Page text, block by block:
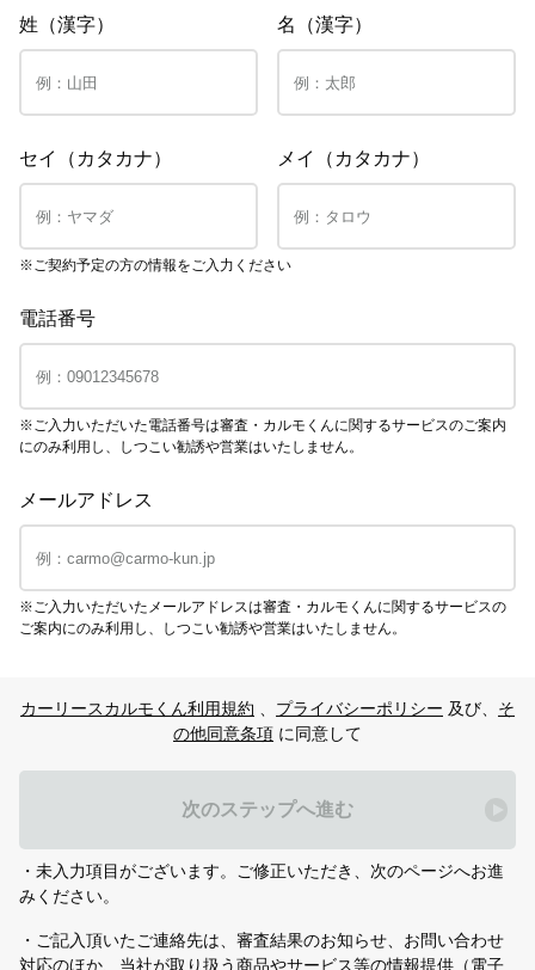
姓（漢字） 名（漢字）
セイ（カタカナ）
※ご契約予定の方の情報をご入力ください
メイ（カタカナ）
電話番号
※ご入力いただいた電話番号は審査・カルモくんに関するサービスのご案内
にのみ利用し、しつこい勧誘や営業はいたしません。
メールアドレス
※ご入力いただいたメールアドレスは審査・カルモくんに関するサービスの
ご案内にのみ利用し、しつこい勧誘や営業はいたしません。
カーリースカルモくん利用規約 プライバシーポリシー 及び、 そ
の他同意条項 に同意して
次のステップへ進む
・未入力項目がございます。ご修正いただき、次のページへお進
みください。
・ご記入頂いたご連絡先は、審査結果のお知らせ、お問い合わせ
対応のほか、当社が取り扱う商品やサービス等の情報提供（電子